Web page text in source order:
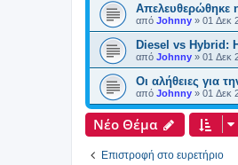
Απελευθερώθηκε
από Johnny » 01 Δεκ
Diesel vs Hybrid:
από Johnny » 01 Δεκ
Οι αλήθειες για
από Johnny » 01 Δεκ
Νέο Θέμα
Επιστροφή στο ευρετήριο